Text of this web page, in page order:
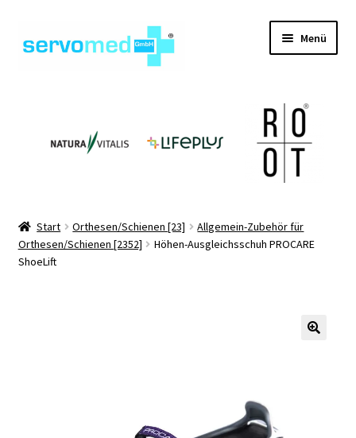
Navigation
Inhalt
Menü
öffnen
Pflegehilfsmittel
Informationen
Start Orthesen/Schienen [23]
Allgemein-Zubehör für
Orthesen/Schienen [2352]
Höhen-Ausgleichsschuh PROCARE
ShoeLift